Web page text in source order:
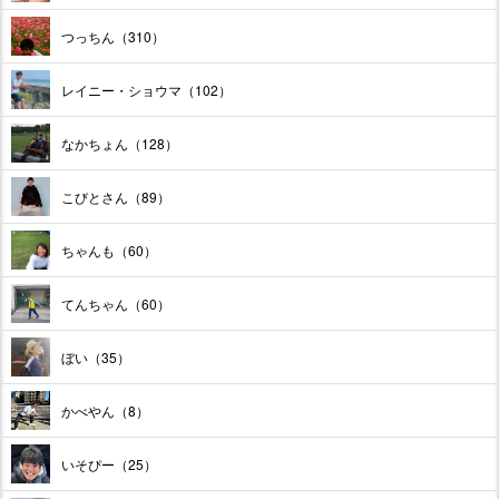
つっちん（310）
レイニー・ショウマ（102）
なかちょん（128）
こびとさん（89）
ちゃんも（60）
てんちゃん（60）
ぼい（35）
かべやん（8）
いそぴー（25）